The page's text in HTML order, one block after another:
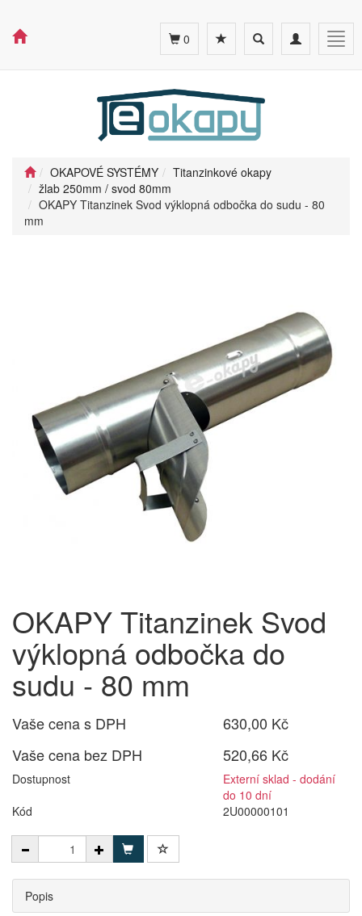
Toggle
navigation
Toggle
search
0
OKAPOVÉ SYSTÉMY
Titanzinkové okapy
žlab 250mm / svod 80mm
OKAPY Titanzinek Svod výklopná odbočka do sudu - 80
mm
OKAPY Titanzinek Svod
výklopná odbočka do
sudu - 80 mm
Vaše cena s DPH
630,00 Kč
Vaše cena bez DPH
520,66 Kč
Dostupnost
Externí sklad - dodání
do 10 dní
Kód
2U00000101
Popis